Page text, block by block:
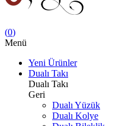
(0)
Menü
Yeni Ürünler
Dualı Takı
Dualı Takı
Geri
Dualı Yüzük
Dualı Kolye